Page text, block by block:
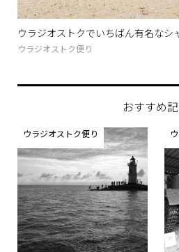
ウラジオストクでいちばん有名なシ
ウラジオストク便り
おすすめ
ウラジオストク便り